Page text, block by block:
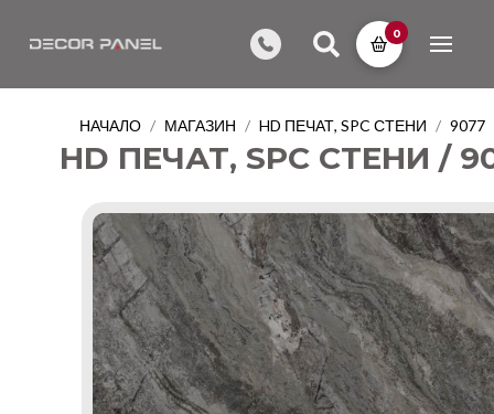
0
НАЧАЛО / МАГАЗИН / HD ПЕЧАТ, SPC СТЕНИ / 9077
HD ПЕЧАТ, SPC СТЕНИ /